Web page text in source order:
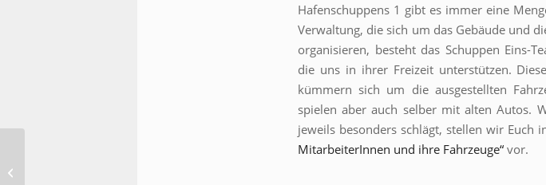
Hafenschuppens 1 gibt es immer eine
Verwaltung, die sich um das Gebäude und
organisieren, besteht das Schuppen Eins-
die uns in ihrer Freizeit unterstützen.
kümmern sich um die ausgestellten
spielen aber auch selber mit alten Autos.
jeweils besonders schlägt, stellen wir Euch
MitarbeiterInnen und ihre Fahrzeuge“ vor.